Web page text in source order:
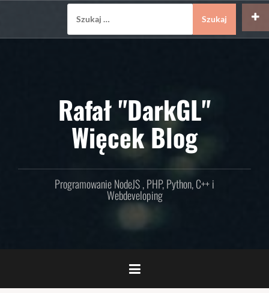
Rafał "DarkGL"
Więcek Blog
Programowanie NodeJS , PHP, Python, C++ i
Webdeveloping